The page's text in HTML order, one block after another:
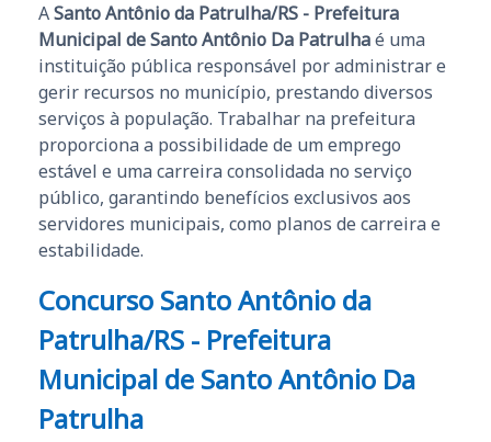
ASanto Antônio da Patrulha/RS - Prefeitura
Municipal de Santo Antônio Da Patrulhaé uma
instituição pública responsável por administrar e
gerir recursos no município, prestando diversos
serviços à população. Trabalhar na prefeitura
proporciona a possibilidade de um emprego
estável e uma carreira consolidada no serviço
público, garantindo benefícios exclusivos aos
servidores municipais, como planos de carreira e
estabilidade.
Concurso Santo Antônio da
Patrulha/RS - Prefeitura
Municipal de Santo Antônio Da
Patrulha